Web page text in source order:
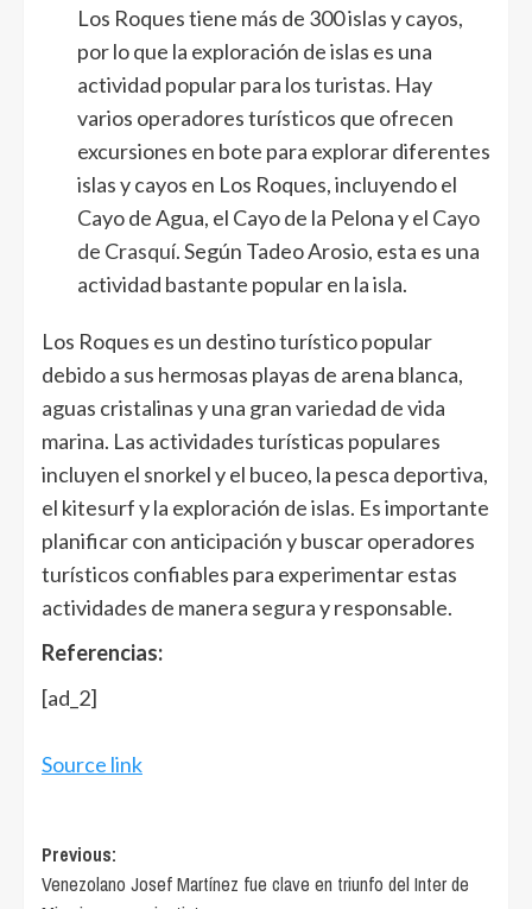
Los Roques tiene más de 300 islas y cayos,
por lo que la exploración de islas es una
actividad popular para los turistas. Hay
varios operadores turísticos que ofrecen
excursiones en bote para explorar diferentes
islas y cayos en Los Roques, incluyendo el
Cayo de Agua, el Cayo de la Pelona y el Cayo
de Crasquí. Según Tadeo Arosio, esta es una
actividad bastante popular en la isla.
Los Roques es un destino turístico popular
debido a sus hermosas playas de arena blanca,
aguas cristalinas y una gran variedad de vida
marina. Las actividades turísticas populares
incluyen el snorkel y el buceo, la pesca deportiva,
el kitesurf y la exploración de islas. Es importante
planificar con anticipación y buscar operadores
turísticos confiables para experimentar estas
actividades de manera segura y responsable.
Referencias:
[ad_2]
Source link
Post
navigation
Previous:
Venezolano Josef Martínez fue clave en triunfo del Inter de